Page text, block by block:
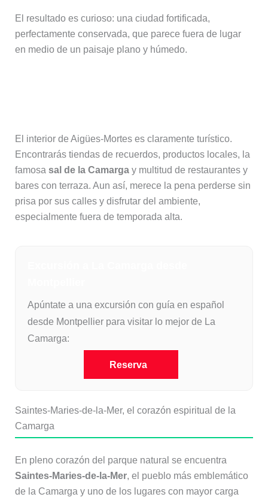
El resultado es curioso: una ciudad fortificada,
perfectamente conservada, que parece fuera de lugar
en medio de un paisaje plano y húmedo.
El interior de Aigües-Mortes es claramente turístico.
Encontrarás tiendas de recuerdos, productos locales, la
famosa sal de la Camargay multitud de restaurantes y
bares con terraza. Aun así, merece la pena perderse sin
prisa por sus calles y disfrutar del ambiente,
especialmente fuera de temporada alta.
Apúntate a una excursión con guía en español
desde Montpellier para visitar lo mejor de La
Camarga:
Reserva
Saintes-Maries-de-la-Mer, el corazón espiritual de la
Camarga
En pleno corazón del parque natural se encuentra
Saintes-Maries-de-la-Mer, el pueblo más emblemático
de la Camarga y uno de los lugares con mayor carga